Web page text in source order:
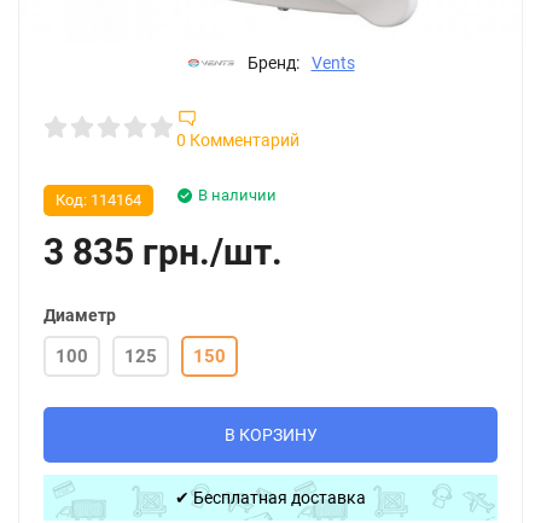
Бренд: Vents
0 Комментарий
В наличии
Код: 114164
3 835 грн./шт.
Диаметр
100 125 150
В КОРЗИНУ
✔ Бесплатная доставка